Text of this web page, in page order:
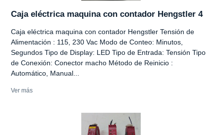
Caja eléctrica maquina con contador Hengstler 4
Caja eléctrica maquina con contador Hengstler Tensión de
Alimentación : 115, 230 Vac Modo de Conteo: Minutos,
Segundos Tipo de Display: LED Tipo de Entrada: Tensión Tipo
de Conexión: Conector macho Método de Reinicio :
Automático, Manual...
Ver más